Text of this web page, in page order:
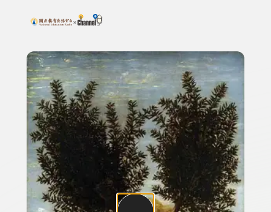
上方功能區塊
搜尋關鍵字：可輸入節目名稱、主持人或關鍵字